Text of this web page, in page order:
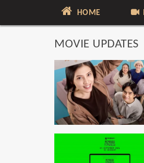
HOME
MOVIE UPDATES